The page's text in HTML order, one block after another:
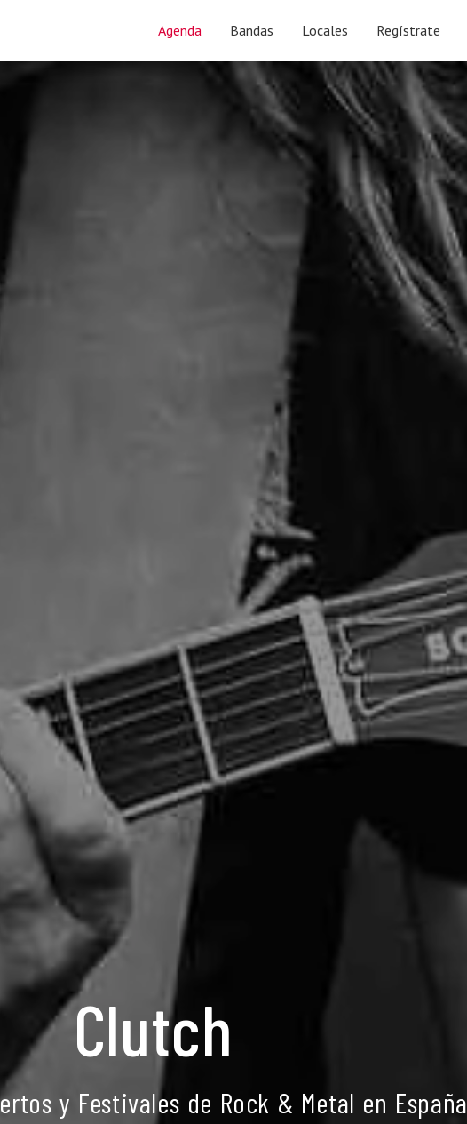
Agenda Bandas Locales Regístrate
Clutch
y Festivales de Rock & Metal en España